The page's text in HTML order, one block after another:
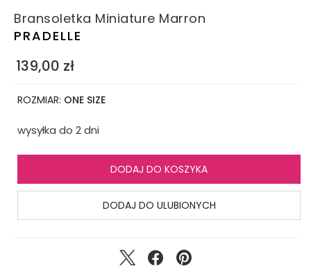
Bransoletka Miniature Marron
PRADELLE
139,00 zł
ROZMIAR: ONE SIZE
wysyłka do 2 dni
DODAJ DO KOSZYKA
DODAJ DO ULUBIONYCH